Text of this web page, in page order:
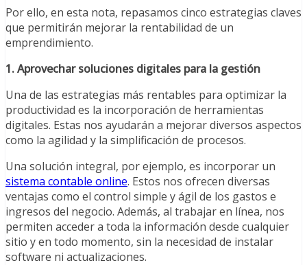
Por ello, en esta nota, repasamos cinco estrategias claves
que permitirán mejorar la rentabilidad de un
emprendimiento.
1. Aprovechar soluciones digitales para la gestión
Una de las estrategias más rentables para optimizar la
productividad es la incorporación de herramientas
digitales. Estas nos ayudarán a mejorar diversos aspectos
como la agilidad y la simplificación de procesos.
Una solución integral, por ejemplo, es incorporar un
sistema contable online. Estos nos ofrecen diversas
ventajas como el control simple y ágil de los gastos e
ingresos del negocio. Además, al trabajar en línea, nos
permiten acceder a toda la información desde cualquier
sitio y en todo momento, sin la necesidad de instalar
software ni actualizaciones.